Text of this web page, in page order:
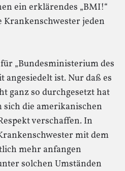
ein erklärendes „BMI!“
Krankenschwester jeden
„Bundesministerium des
angesiedelt ist. Nur daß es
ganz so durchgesetzt hat
sich die amerikanischen
verschaffen. In
mit dem
mehr anfangen
solchen Umständen